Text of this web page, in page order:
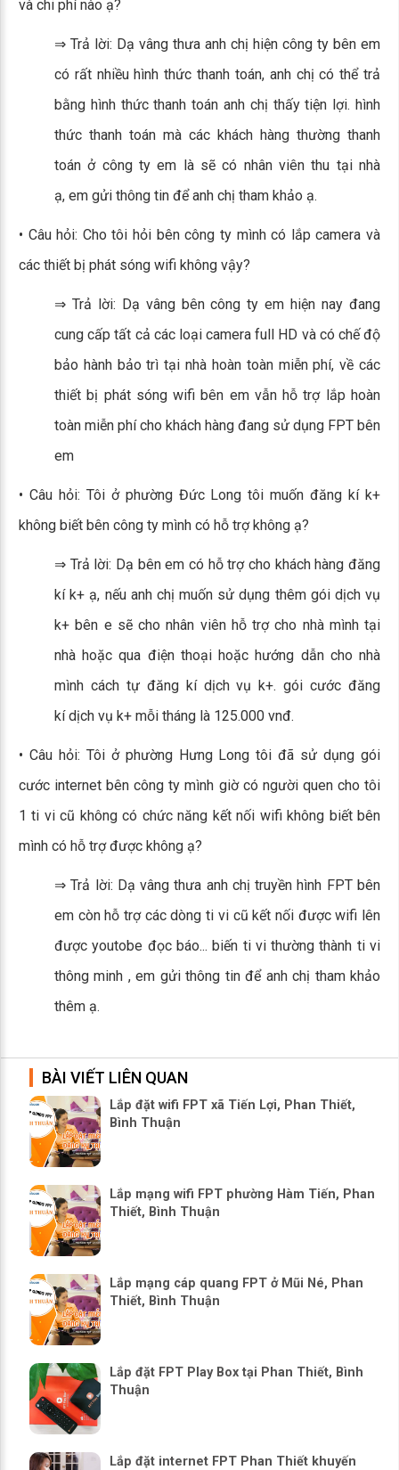
và chi phí nào ạ?
⇒ Trả lời: Dạ vâng thưa anh chị hiện công ty bên em
có rất nhiều hình thức thanh toán, anh chị có thể trả
bằng hình thức thanh toán anh chị thấy tiện lợi. hình
thức thanh toán mà các khách hàng thường thanh
toán ở công ty em là sẽ có nhân viên thu tại nhà
ạ, em gửi thông tin để anh chị tham khảo ạ.
• Câu hỏi: Cho tôi hỏi bên công ty mình có lắp camera và
các thiết bị phát sóng wifi không vậy?
⇒ Trả lời: Dạ vâng bên công ty em hiện nay đang
cung cấp tất cả các loại camera full HD và có chế độ
bảo hành bảo trì tại nhà hoàn toàn miễn phí, về các
thiết bị phát sóng wifi bên em vẫn hỗ trợ lắp hoàn
toàn miễn phí cho khách hàng đang sử dụng FPT bên
em
• Câu hỏi: Tôi ở phường Đức Long tôi muốn đăng kí k+
không biết bên công ty mình có hỗ trợ không ạ?
⇒ Trả lời: Dạ bên em có hỗ trợ cho khách hàng đăng
kí k+ ạ, nếu anh chị muốn sử dụng thêm gói dịch vụ
k+ bên e sẽ cho nhân viên hỗ trợ cho nhà mình tại
nhà hoặc qua điện thoại hoặc hướng dẫn cho nhà
mình cách tự đăng kí dịch vụ k+. gói cước đăng
kí dịch vụ k+ mỗi tháng là 125.000 vnđ.
• Câu hỏi: Tôi ở phường Hưng Long tôi đã sử dụng gói
cước internet bên công ty mình giờ có người quen cho tôi
1 ti vi cũ không có chức năng kết nối wifi không biết bên
mình có hỗ trợ được không ạ?
⇒ Trả lời: Dạ vâng thưa anh chị truyền hình FPT bên
em còn hỗ trợ các dòng ti vi cũ kết nối được wifi lên
được youtobe đọc báo... biến ti vi thường thành ti vi
thông minh , em gửi thông tin để anh chị tham khảo
thêm ạ.
BÀI VIẾT LIÊN QUAN
Lắp đặt wifi FPT xã Tiến Lợi, Phan Thiết,
Bình Thuận
Lắp mạng wifi FPT phường Hàm Tiến, Phan
Thiết, Bình Thuận
Lắp mạng cáp quang FPT ở Mũi Né, Phan
Thiết, Bình Thuận
Lắp đặt FPT Play Box tại Phan Thiết, Bình
Thuận
Lắp đặt internet FPT Phan Thiết khuyến